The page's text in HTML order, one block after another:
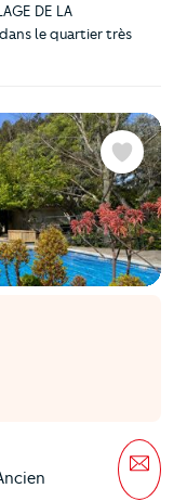
DE LA
dans le quartier très
Favoris